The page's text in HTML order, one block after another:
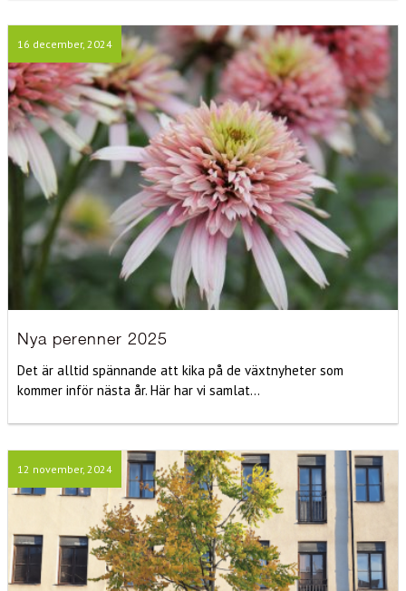
16 december, 2024
Nya perenner 2025
Det är alltid spännande att kika på de växtnyheter som
kommer inför nästa år. Här har vi samlat...
12 november, 2024